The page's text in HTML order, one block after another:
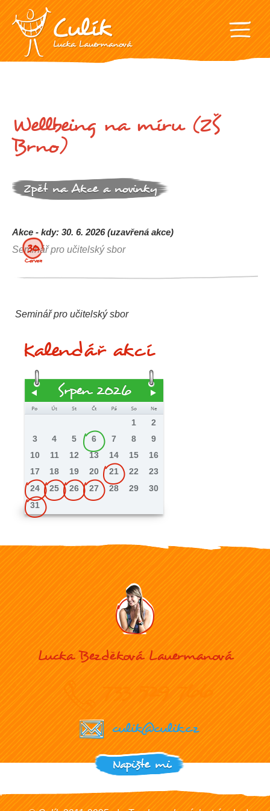
Wellbeing na míru (ZŠ
Brno)
Zpět na Akce a novinky
30.
Červen
Akce - kdy: 30. 6. 2026 (uzavřená akce)
Seminář pro učitelský sbor
Seminář pro učitelský sbor
Kalendář akcí
Srpen 2026
1
2
3
4 5 6 7 8
9
10
11 12 13 14 15
16
17
18 19 20 21 22
23
24
25 26 27 28 29
30
31
Lucka Bezděková Lauermanová
733 529 766
culik@culik.cz
Napište mi